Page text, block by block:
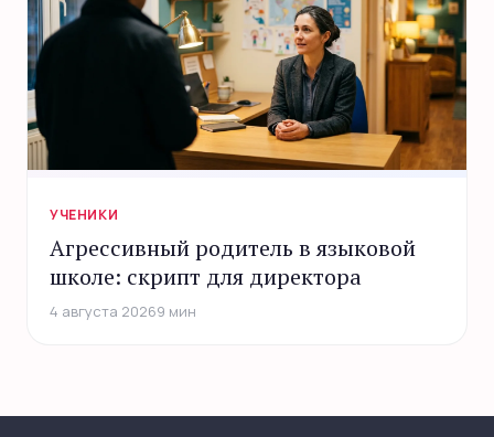
УЧЕНИКИ
Агрессивный родитель в языковой
школе: скрипт для директора
4 августа 20269 мин